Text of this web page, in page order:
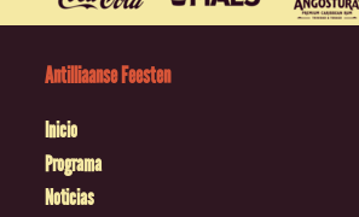
Antilliaanse Feesten
Inicio
Programa
Noticias